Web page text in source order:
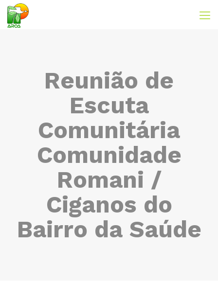
Reunião de
Escuta
Comunitária
Comunidade
Romani /
Ciganos do
Bairro da Saúde